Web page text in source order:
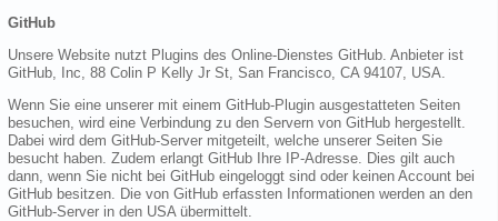
GitHub
Unsere Website nutzt Plugins des Online-Dienstes GitHub. Anbieter ist
GitHub, Inc, 88 Colin P Kelly Jr St, San Francisco, CA 94107, USA.
Wenn Sie eine unserer mit einem GitHub-Plugin ausgestatteten Seiten
besuchen, wird eine Verbindung zu den Servern von GitHub hergestellt.
Dabei wird dem GitHub-Server mitgeteilt, welche unserer Seiten Sie
besucht haben. Zudem erlangt GitHub Ihre IP-Adresse. Dies gilt auch
dann, wenn Sie nicht bei GitHub eingeloggt sind oder keinen Account bei
GitHub besitzen. Die von GitHub erfassten Informationen werden an den
GitHub-Server in den USA übermittelt.